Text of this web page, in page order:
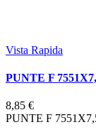
Vista Rapida
PUNTE F
8,85 €
PUNTE F